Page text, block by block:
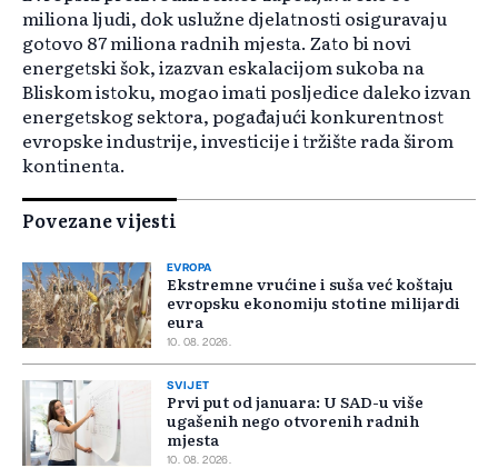
miliona ljudi, dok uslužne djelatnosti osiguravaju
gotovo 87 miliona radnih mjesta. Zato bi novi
energetski šok, izazvan eskalacijom sukoba na
Bliskom istoku, mogao imati posljedice daleko izvan
energetskog sektora, pogađajući konkurentnost
evropske industrije, investicije i tržište rada širom
kontinenta.
Povezane vijesti
EVROPA
Ekstremne vrućine i suša već koštaju
evropsku ekonomiju stotine milijardi
eura
10. 08. 2026.
SVIJET
Prvi put od januara: U SAD-u više
ugašenih nego otvorenih radnih
mjesta
10. 08. 2026.